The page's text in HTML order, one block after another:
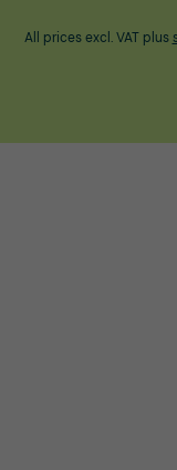
All prices excl. VAT plus